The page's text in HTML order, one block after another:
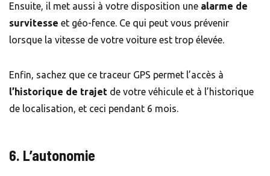
Ensuite, il met aussi à votre disposition une alarme de
survitesse et géo-fence. Ce qui peut vous prévenir
lorsque la vitesse de votre voiture est trop élevée.
Enfin, sachez que ce traceur GPS permet l’accès à
l’historique de trajet de votre véhicule et à l’historique
de localisation, et ceci pendant 6 mois.
6. L’autonomie